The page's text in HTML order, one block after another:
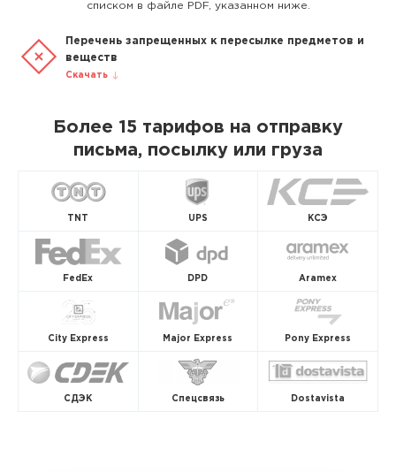
списком в файле PDF, указанном ниже.
Перечень запрещенных к пересылке предметов и
веществ
Скачать
Более 15 тарифов на отправку
письма, посылку или груза
TNT UPS КСЭ
FedEx DPD Aramex
City Express Major Express Pony Express
СДЭК Спецсвязь Dostavista